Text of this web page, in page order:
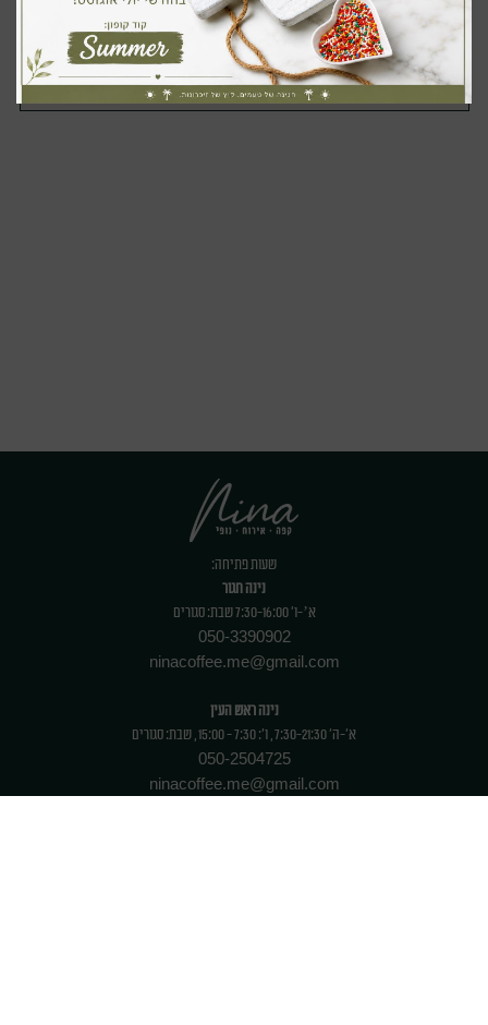
שעות פתיחה:
נינה חגור
א’-ו' 7:30-16:00 שבת: סגורים
050-3390902
ninacoffee.me@gmail.com
נינה ראש העין
א'-ה' 7:30-21:30 , ו': 7:30 - 15:00 , שבת: סגורים
050-2504725
ninacoffee.me@gmail.com